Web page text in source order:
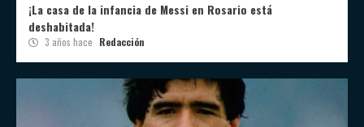
¡La casa de la infancia de Messi en Rosario está
deshabitada!
3 años hace Redacción